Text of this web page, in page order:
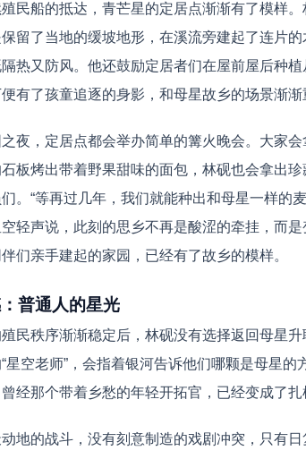
民船的抵达，青芒星的定居点渐渐有了模样
留了当地的缓坡地形，在溪流旁建起了连片
热又防风。他还鼓励定居者们在屋前屋后种
有了孩童追逐的身影，和母星故乡的场景渐渐
夜，定居点都会举办简单的篝火晚会。大家
板烤出带着野果甜味的面包，林砚也会拿出
。“等再过几年，我们就能种出和母星一样的
轻声说，此刻的思乡不再是酸涩的牵挂，而
们亲手建起的家园，已经有了故乡的模样。
普通人的星光
民秩序渐渐稳定后，林砚没有选择返回母星升
星空老师”，会指着银河告诉他们哪颗是母星的
经那个带着乡愁的年轻开拓官，已经变成了扎
地的战斗，没有刻意制造的戏剧冲突，只有日